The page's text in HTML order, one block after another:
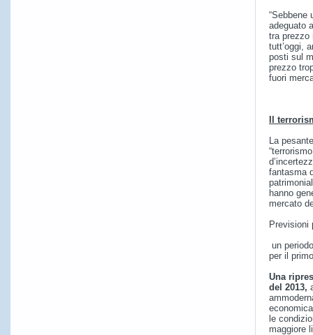
“Sebbene
adeguato
tra prezzo
tutt’oggi,
posti sul
prezzo
fuori
Il
La
fantasma
hanno
mercato
Previsioni
un
per il
Una
del 2013,
le
maggiore